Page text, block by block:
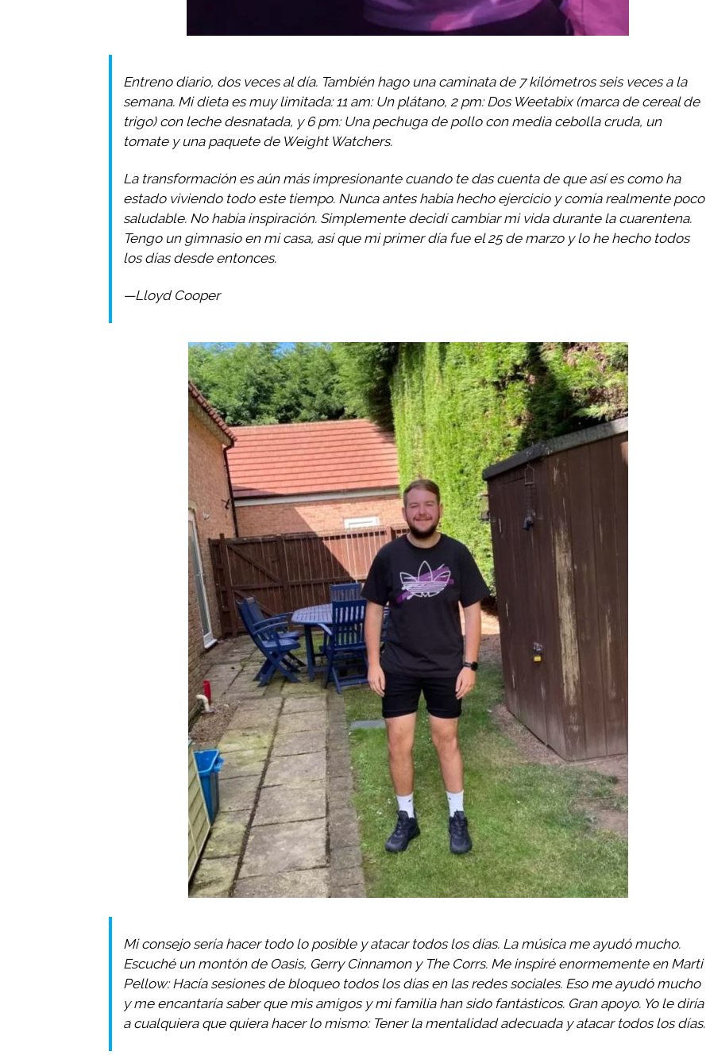
Entreno diario, dos veces al día. También hago una caminata de 7 kilómetros seis veces a la
semana. Mi dieta es muy limitada: 11 am: Un plátano, 2 pm: Dos Weetabix (marca de cereal de
trigo) con leche desnatada, y 6 pm: Una pechuga de pollo con media cebolla cruda, un
tomate y una paquete de Weight Watchers.
La transformación es aún más impresionante cuando te das cuenta de que así es como ha
estado viviendo todo este tiempo. Nunca antes había hecho ejercicio y comía realmente poco
saludable. No había inspiración. Simplemente decidí cambiar mi vida durante la cuarentena.
Tengo un gimnasio en mi casa, así que mi primer día fue el 25 de marzo y lo he hecho todos
los días desde entonces.
—Lloyd Cooper
Mi consejo sería hacer todo lo posible y atacar todos los días. La música me ayudó mucho.
Escuché un montón de Oasis, Gerry Cinnamon y The Corrs. Me inspiré enormemente en Marti
Pellow: Hacía sesiones de bloqueo todos los días en las redes sociales. Eso me ayudó mucho
y me encantaría saber que mis amigos y mi familia han sido fantásticos. Gran apoyo. Yo le diría
a cualquiera que quiera hacer lo mismo: Tener la mentalidad adecuada y atacar todos los días.